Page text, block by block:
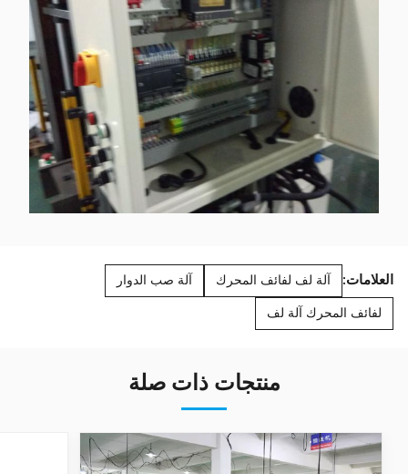
العلامات: آلة لف لفائف المحرك آلة صب الدوار
لفائف المحرك آلة لف
منتجات ذات صلة